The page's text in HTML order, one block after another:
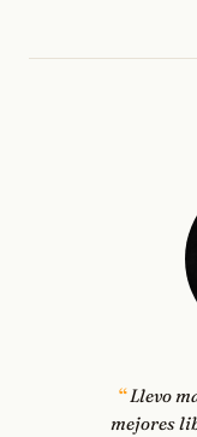
Llevo
mejores